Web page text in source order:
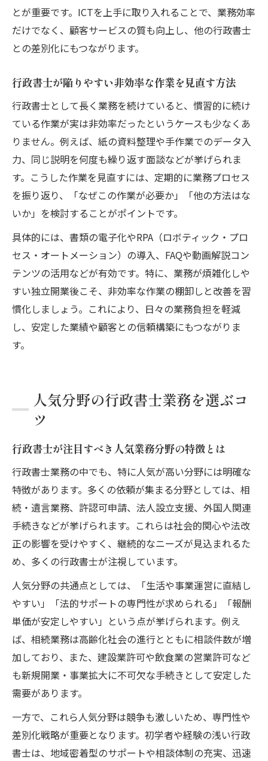
とが重要です。ICTを上手に取り入れることで、業務効率
だけでなく、顧客サービスの質も向上し、他の行政書士
との差別化にもつながります。
行政書士が陥りやすい非効率な作業を見直す方法
行政書士として長く業務を続けていると、慣習的に続け
ている作業が実は非効率だったというケースも少なくあ
りません。例えば、紙の資料整理や手作業でのデータ入
力、同じ説明を何度も繰り返す面談などが挙げられま
す。こうした作業を見直すには、定期的に業務プロセス
を振り返り、「なぜこの作業が必要か」「他の方法はな
いか」を検討することがポイントです。
具体的には、書類の電子化やRPA（ロボティック・プロ
セス・オートメーション）の導入、FAQや動画解説コン
テンツの活用などが有効です。特に、業務が煩雑化しや
すい独立開業後こそ、非効率な作業の棚卸しと改善を習
慣化しましょう。これにより、日々の業務負担を軽減
し、安定した業績や顧客との信頼構築にもつながりま
す。
人気分野の行政書士業務を選ぶコ
ツ
行政書士が注目すべき人気業務分野の特徴とは
行政書士業務の中でも、特に人気が高い分野には明確な
特徴があります。多くの依頼が集まる分野としては、相
続・遺言業務、許認可申請、法人設立支援、外国人関連
手続きなどが挙げられます。これらは社会的関心や法改
正の影響を受けやすく、継続的なニーズが見込まれるた
め、多くの行政書士が注視しています。
人気分野の共通点としては、「生活や事業運営に直結し
やすい」「法的サポートの専門性が求められる」「報酬
単価が安定しやすい」という点が挙げられます。例え
ば、相続業務は高齢化社会の進行とともに相談件数が増
加しており、また、建設業許可や飲食業の営業許可など
も新規開業・事業拡大に不可欠な手続きとして安定した
需要があります。
一方で、これら人気分野は競争も激しいため、専門性や
差別化戦略が重要となります。初学者や経験の浅い行政
書士は、地域密着型のサポートや相談体制の充実、迅速